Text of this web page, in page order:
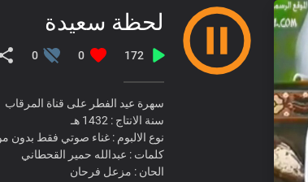
لحظة سعيدة
172
0
0
سهرة عيد الفطر على قناة المرقاب
سنة الانتاج : 1432 هـ
نوع الالبوم : غناء صوتي فقط بدون
كلمات : عبدالله حمير القحطاني
الحان : مزعل فرحان